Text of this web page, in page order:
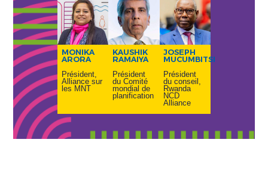
MONIKA
ARORA
Président,
Alliance sur
les MNT
KAUSHIK
RAMAIYA
Président
du Comité
mondial de
planification
JOSEPH
MUCUMBITSI
Président
du conseil,
Rwanda
NCD
Alliance